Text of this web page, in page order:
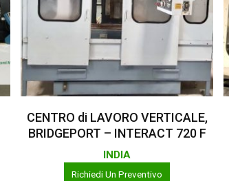
Leggi Tutto
CENTRO di LAVORO VERTICALE,
BRIDGEPORT – INTERACT 720 F
INDIA
Richiedi Un Preventivo